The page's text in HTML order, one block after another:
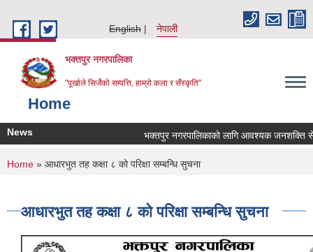
English
नेपाली
भक्तपुर नगरपालिका
"पूर्खाले सिर्जेको सम्पत्ति, हाम्रो कला र सँस्कृति"
Home
News भक्तपुर नगरपालिकाको लागि आवश्यक जनशक्ति सेवा
You are here
Home » आधारभुत तह कक्षा ८ को परिक्षा सम्बन्धि सुचना
आधारभुत तह कक्षा ८ को परिक्षा सम्बन्धि सुचना